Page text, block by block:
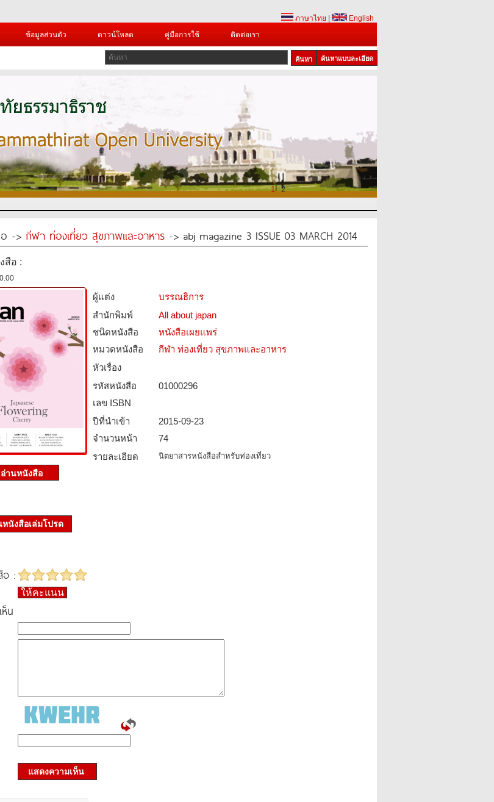
ภาษาไทย
English
ข้อมูลส่วนตัว ดาวน์โหลด คู่มือการใช้ ติดต่อเรา
ค้นหาแบบละเอียด
1 2
-> กีฬา ท่องเที่ยว สุขภาพและอาหาร -> abj magazine 3 ISSUE 03 MARCH 2014
สือ :
ผู้แต่ง
บรรณธิการ
สำนักพิมพ์
All about japan
ชนิดหนังสือ­
หนังสือเผยแพร่
หมวดหนังสือ­
กีฬา ท่องเที่ยว สุขภาพและอาหาร
หัวเรื่อง
รหัสหนังสือ­
01000296
เลข ISBN
ปีที่นำเข้า
2015-09-23
จำนวนหน้า
74
รายละเอียด
นิตยาสารหนังสือสำหรับท่องเที่ยว
หนังสือเล่มโปรด
อ :
ให้คะแนน
น
แสดงความเห็น